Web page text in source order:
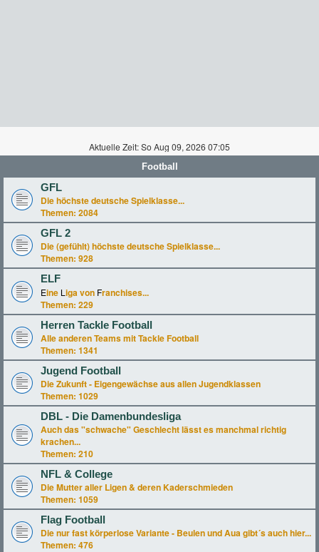
Aktuelle Zeit: So Aug 09, 2026 07:05
Football
GFL
Die höchste deutsche Spielklasse...
Themen: 2084
GFL 2
Die (gefühlt) höchste deutsche Spielklasse...
Themen: 928
ELF
Eine L iga von Franchises...
Themen: 229
Herren Tackle Football
Alle anderen Teams mit Tackle Football
Themen: 1341
Jugend Football
Die Zukunft - Eigengewächse aus allen Jugendklassen
Themen: 1029
DBL - Die Damenbundesliga
Auch das "schwache" Geschlecht lässt es manchmal richtig
krachen...
Themen: 210
NFL & College
Die Mutter aller Ligen & deren Kaderschmieden
Themen: 1059
Flag Football
Die nur fast körperlose Variante - Beulen und Aua gibt´s auch hier...
Themen: 476